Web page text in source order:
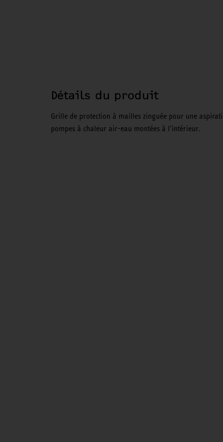
Détails du produit
Grille de protection à mailles zinguée pour une
pompes à chaleur air-eau montées à l’intérieur.